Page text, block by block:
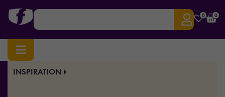
0 0
INSPIRATION
Hem/Väskor & Researtiklar